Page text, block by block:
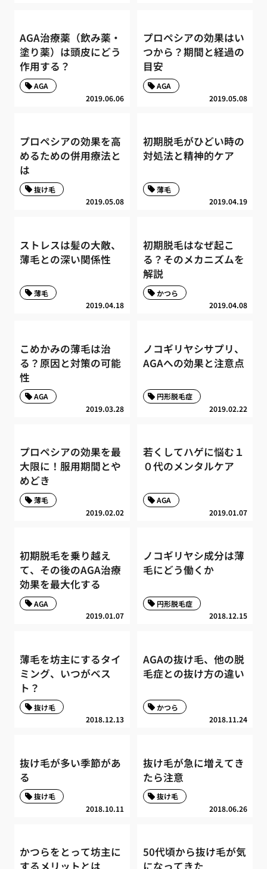
AGA治療薬（飲み薬・
塗り薬）は頭皮にどう
作用する？
2019.06.06
AGA
プロペシアの効果はい
つから？期間と経過の
目安
2019.05.08
AGA
プロペシアの効果を高
めるための併用療法と
は
2019.05.08
抜け毛
初期脱毛がひどい時の
対処法と精神的ケア
2019.04.19
薄毛
ストレスは髪の大敵、
薄毛との深い関係性
2019.04.18
薄毛
初期脱毛はなぜ起こ
る？そのメカニズムを
解説
2019.04.08
かつら
こめかみの薄毛は治
る？原因と対策の可能
性
2019.03.28
AGA
ノコギリヤシサプリ、
AGAへの効果と注意点
2019.02.22
円形脱毛症
プロペシアの効果を最
大限に！服用期間とや
めどき
2019.02.02
薄毛
若くしてハゲに悩む１
０代のメンタルケア
2019.01.07
AGA
初期脱毛を乗り越え
て、その後のAGA治療
効果を最大化する
2019.01.07
AGA
ノコギリヤシ成分は薄
毛にどう働くか
2018.12.15
円形脱毛症
薄毛を坊主にするタイ
ミング、いつがベス
ト？
2018.12.13
抜け毛
AGAの抜け毛、他の脱
毛症との抜け方の違い
2018.11.24
かつら
抜け毛が多い季節があ
る
2018.10.11
抜け毛
抜け毛が急に増えてき
たら注意
2018.06.26
抜け毛
かつらをとって坊主に
50代頃から抜け毛が気